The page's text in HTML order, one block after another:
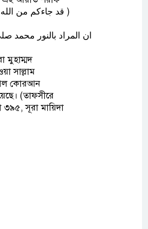
( ﻗﺪ ﺟﺎﺀﻛﻢ ﻣﻦ ﺍﻟﻠﻪ ﻧﻮﺭ ﻭ ﻛﺘﺎﺏ ﻣﺒﻴﻦ )
ﺍﻥ ﺍﻟﻤﺮﺍﺩ ﺑﺎﻟﻨﻮﺭ ﻣﺤﻤﺪ
মুহাম্মদ
সাল্লাম
আল কোরআন
(তাফসীরে
৩৯৫, সূরা মায়িদা